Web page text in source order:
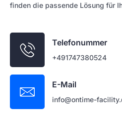
finden die passende Lösung für
Telefonummer
+491747380524
E-Mail
info@ontime-